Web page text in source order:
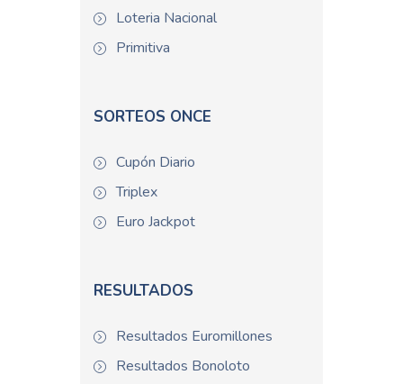
Loteria Nacional
Primitiva
SORTEOS ONCE
Cupón Diario
Triplex
Euro Jackpot
RESULTADOS
Resultados Euromillones
Resultados Bonoloto